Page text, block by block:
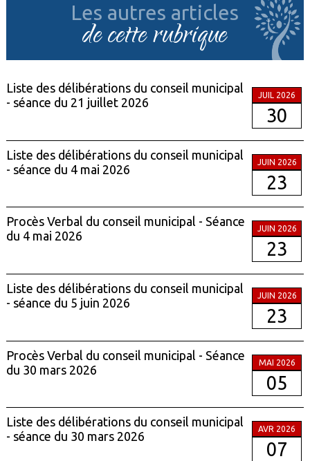
Les autres articles
de cette rubrique
Liste des délibérations du conseil municipal
- séance du 21 juillet 2026
JUIL 2026
30
Liste des délibérations du conseil municipal
- séance du 4 mai 2026
JUIN 2026
23
Procès Verbal du conseil municipal - Séance
du 4 mai 2026
JUIN 2026
23
Liste des délibérations du conseil municipal
- séance du 5 juin 2026
JUIN 2026
23
Procès Verbal du conseil municipal - Séance
du 30 mars 2026
MAI 2026
05
Liste des délibérations du conseil municipal
- séance du 30 mars 2026
AVR 2026
07